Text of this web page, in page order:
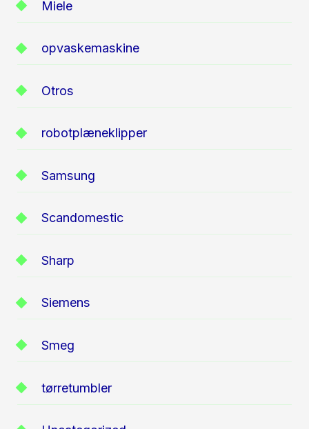
Miele
opvaskemaskine
Otros
robotplæneklipper
Samsung
Scandomestic
Sharp
Siemens
Smeg
tørretumbler